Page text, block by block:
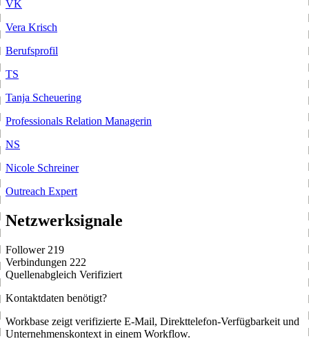
VK
Vera Krisch
Berufsprofil
TS
Tanja Scheuering
Professionals Relation Managerin
NS
Nicole Schreiner
Outreach Expert
Netzwerksignale
Follower 219
Verbindungen 222
Quellenabgleich Verifiziert
Kontaktdaten benötigt?
Workbase zeigt verifizierte E-Mail, Direkttelefon-Verfügbarkeit und
Unternehmenskontext in einem Workflow.